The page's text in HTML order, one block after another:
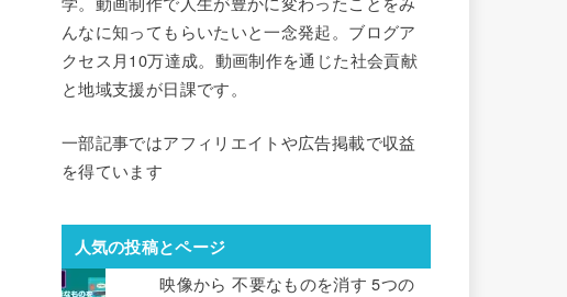
んなに知ってもらいたいと一念発起。ブログア
クセス月10万達成。動画制作を通じた社会貢献
と地域支援が日課です。
一部記事ではアフィリエイトや広告掲載で収益
を得ています
人気の投稿とページ
映像から 不要なものを消す 5つの